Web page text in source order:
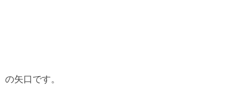
の矢口です。